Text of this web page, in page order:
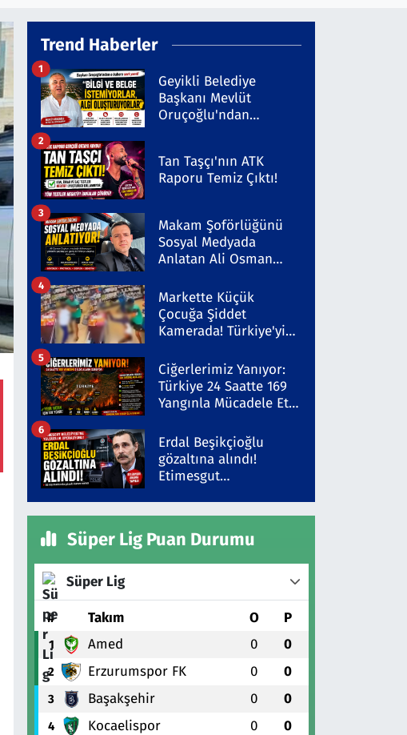
Trend Haberler
Geyikli Belediye
Başkanı Mevlüt
Oruçoğlu'ndan
1
Tan Taşçı'nın ATK
Raporu Temiz Çıktı!
2
Makam Şoförlüğünü
Sosyal Medyada
Anlatan Ali Osman
3
Markette Küçük
Çocuğa Şiddet
Kamerada! Türkiye'yi
Şüpheli Gözaltında
4
Ciğerlerimiz Yanıyor:
Türkiye 24 Saatte 169
Yangınla Mücadele Etti!
5
Erdal Beşikçioğlu
gözaltına alındı!
Etimesgut
6
Süper Lig Puan Durumu
Süper Lig
# Takım O P
1 Amed 0 0
2 Erzurumspor FK 0 0
3 Başakşehir 0 0
4 Kocaelispor 0 0